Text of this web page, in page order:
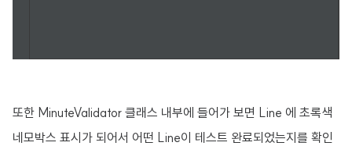
또한 MinuteValidator 클래스 내부에 들어가 보면 Line 에 초록색
네모박스 표시가 되어서 어떤 Line이 테스트 완료되었는지를 확인